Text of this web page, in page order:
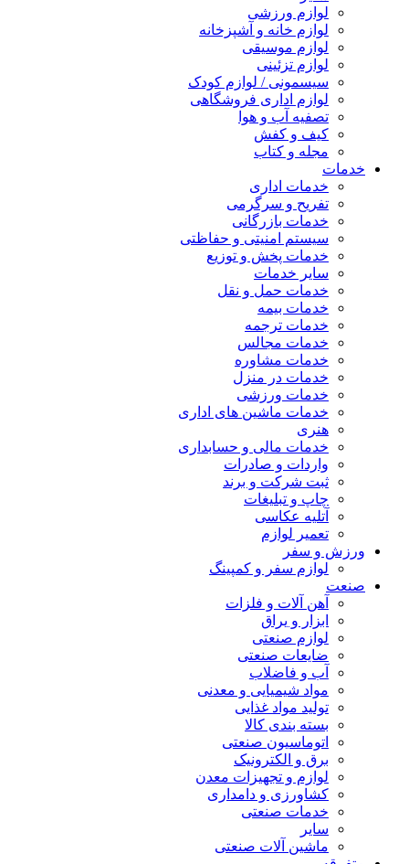
لوازم ورزشی
لوازم خانه و آشپزخانه
لوازم موسیقی
لوازم تزئینی
سیسمونی / لوازم کودک
لوازم اداری فروشگاهی
تصفیه آب و هوا
کیف و کفش
مجله و کتاب
خدمات
خدمات اداری
تفریح و سرگرمی
خدمات بازرگانی
سیستم امنیتی و حفاظتی
خدمات پخش و توزیع
سایر خدمات
خدمات حمل و نقل
خدمات بیمه
خدمات ترجمه
خدمات مجالس
خدمات مشاوره
خدمات در منزل
خدمات ورزشی
خدمات ماشین های اداری
هنری
خدمات مالی و حسابداری
واردات و صادرات
ثبت شرکت و برند
چاپ و تبلیغات
آتلیه عکاسی
تعمیر لوازم
ورزش و سفر
لوازم سفر و کمپینگ
صنعت
آهن آلات و فلزات
ابزار و یراق
لوازم صنعتی
ضایعات صنعتی
آب و فاضلاب
مواد شیمیایی و معدنی
تولید مواد غذایی
بسته بندی کالا
اتوماسیون صنعتی
برق و الکترونیک
لوازم و تجهیزات معدن
کشاورزی و دامداری
خدمات صنعتی
سایر
ماشین آلات صنعتی